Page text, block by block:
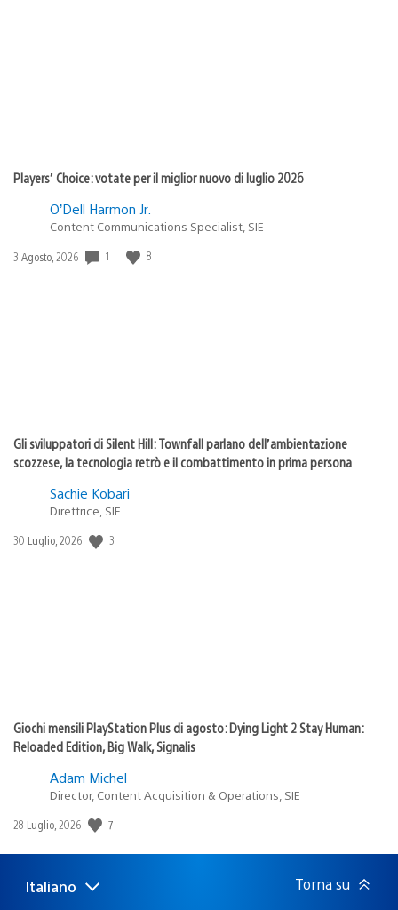
Players’ Choice: votate per il miglior nuovo di luglio 2026
O’Dell Harmon Jr.
Content Communications Specialist, SIE
Data
3 Agosto, 2026 1 8
Gli sviluppatori di Silent Hill: Townfall parlano dell’ambientazione
scozzese, la tecnologia retrò e il combattimento in prima persona
Sachie Kobari
Direttrice, SIE
Data
30 Luglio, 2026 3
Giochi mensili PlayStation Plus di agosto: Dying Light 2 Stay Human:
Reloaded Edition, Big Walk, Signalis
Adam Michel
Director, Content Acquisition & Operations, SIE
Data
pubblicazione:
28 Luglio, 2026 7
Seleziona
Regione
Italiano Torna su